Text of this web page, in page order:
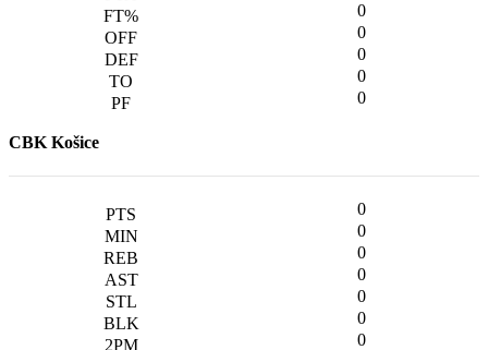
0
0
0
0
0
CBK Košice
0
0
0
0
0
0
0